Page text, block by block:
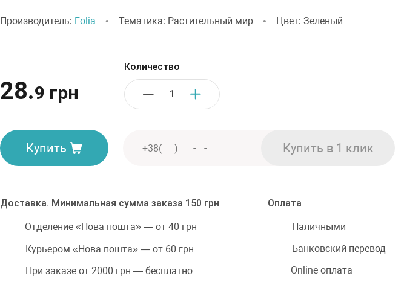
Производитель: Folia • Тематика: Растительный мир • Цвет: Зеленый
28.9 грн
Количество
Купить
Доставка. Минимальная сумма заказа 150 грн
Отделение «Нова пошта» — от 40 грн
Курьером «Нова пошта» — от 60 грн
При заказе от 2000 грн — бесплатно
Оплата
Наличными
Банковский перевод
Online-оплата